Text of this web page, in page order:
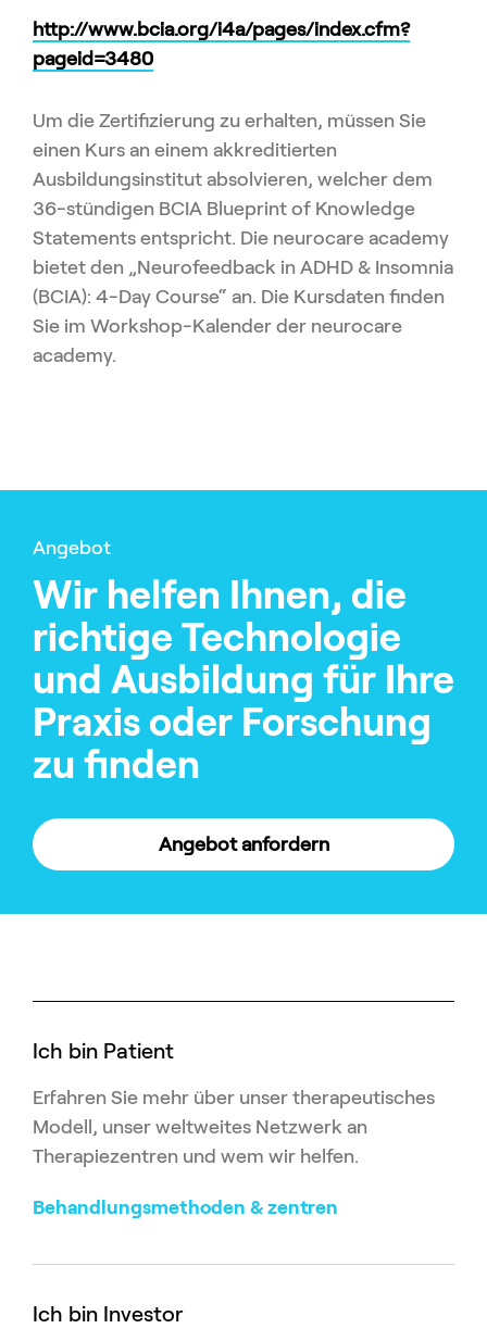
http://www.bcia.org/i4a/pages/index.cfm?
pageid=3480
Um die Zertifizierung zu erhalten, müssen Sie
einen Kurs an einem akkreditierten
Ausbildungsinstitut absolvieren, welcher dem
36-stündigen BCIA Blueprint of Knowledge
Statements entspricht. Die neurocare academy
bietet den „Neurofeedback in ADHD & Insomnia
(BCIA): 4-Day Course“ an. Die Kursdaten finden
Sie im Workshop-Kalender der neurocare
academy.
Angebot
Wir helfen Ihnen, die
richtige Technologie
und Ausbildung für Ihre
Praxis oder Forschung
zu finden
Angebot anfordern
Ich bin Patient
Erfahren Sie mehr über unser therapeutisches
Modell, unser weltweites Netzwerk an
Therapiezentren und wem wir helfen.
Behandlungsmethoden & zentren
Ich bin Investor